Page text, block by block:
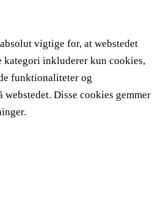
vigtige for, at webstedet
kategori inkluderer kun cookies,
funktionaliteter og
Disse cookies gemmer